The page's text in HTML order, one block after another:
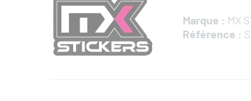
Marque : MX
Référence :